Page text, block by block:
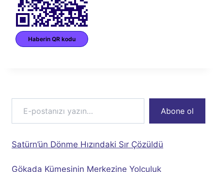
Haberin QR kodu
E-postanızı yazın…
Abone ol
Satürn’ün Dönme Hızındaki Sır Çözüldü
Gökada Kümesinin Merkezine Yolculuk